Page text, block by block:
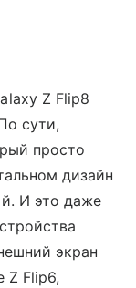
Z Flip8
сути,
просто
дизайн
И это даже
экран
Z Flip6,